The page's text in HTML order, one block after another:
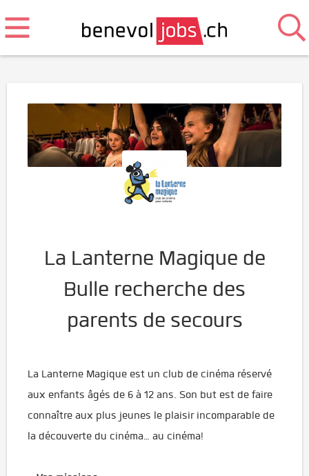
La Lanterne Magique de
Bulle recherche des
parents de secours
La Lanterne Magique est un club de cinéma réservé
aux enfants âgés de 6 à 12 ans. Son but est de faire
connaître aux plus jeunes le plaisir incomparable de
la découverte du cinéma… au cinéma!